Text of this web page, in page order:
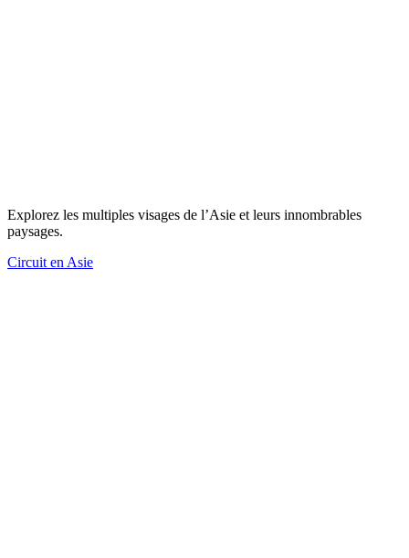
Explorez les multiples visages de l’Asie et leurs innombrables
paysages.
Circuit en Asie